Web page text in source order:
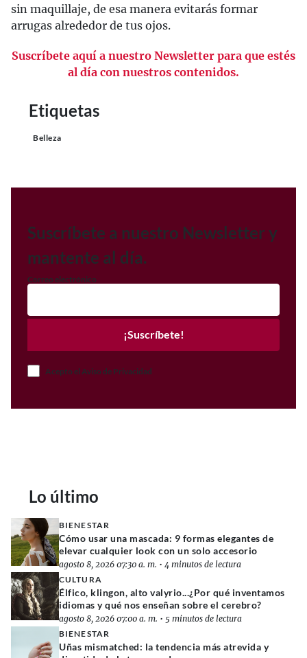
sin maquillaje, de esa manera evitarás formar
arrugas alrededor de tus ojos.
Suscríbete aquí a nuestro Newsletter para que estés
al día con nuestros contenidos.
Etiquetas
Belleza
Suscríbete a nuestro Newsletter y
mantente al día.
Correo electrónico
¡Suscríbete!
Acepto el Aviso de Privacidad
Lo último
BIENESTAR
Cómo usar una mascada: 9 formas elegantes de
elevar cualquier look con un solo accesorio
agosto 8, 2026 07:30 a. m. • 4 minutos de lectura
CULTURA
Élfico, klingon, alto valyrio...¿Por qué inventamos
idiomas y qué nos enseñan sobre el cerebro?
agosto 8, 2026 07:00 a. m. • 5 minutos de lectura
BIENESTAR
Uñas mismatched: la tendencia más atrevida y